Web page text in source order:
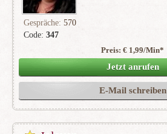
Code: 347
Gespräche: 570
(85)
Preis: € 1,99/Min*
Jetzt anrufen
E-Mail schreiben